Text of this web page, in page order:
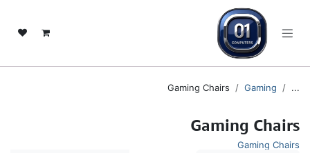
...
Gaming
Gaming Chairs
Gaming Chairs
Gaming Chairs